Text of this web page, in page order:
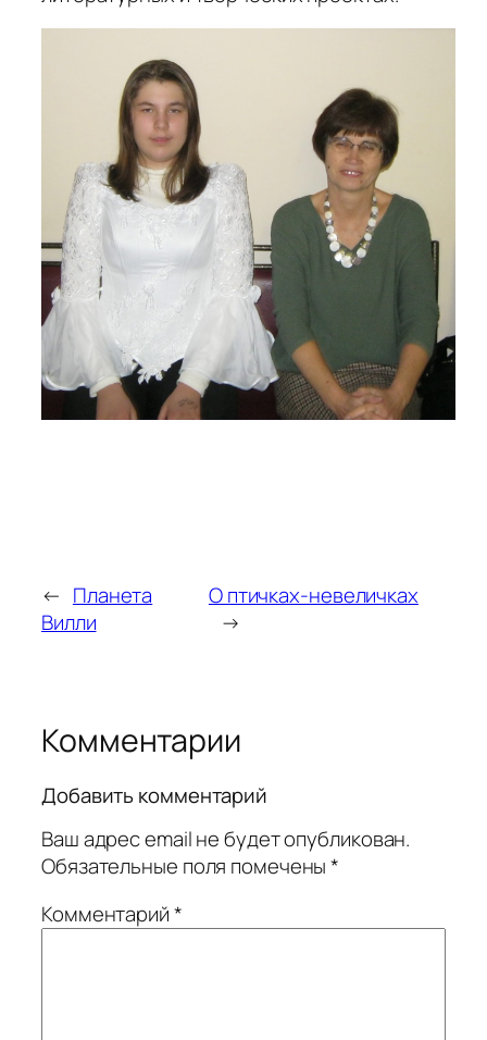
← Планета
Вилли
О птичках-невеличках
→
Комментарии
Добавить комментарий
Ваш адрес email не будет опубликован.
Обязательные поля помечены*
Комментарий*